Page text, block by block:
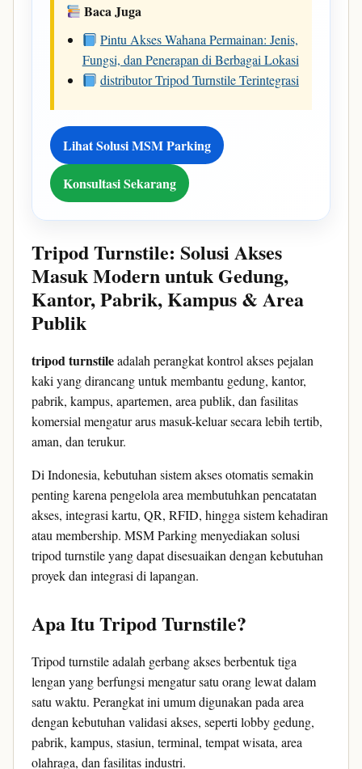
Baca Juga
Pintu Akses Wahana Permainan: Jenis,
Fungsi, dan Penerapan di Berbagai Lokasi
distributor Tripod Turnstile Terintegrasi
Lihat Solusi MSM Parking
Konsultasi Sekarang
Tripod Turnstile: Solusi Akses
Masuk Modern untuk Gedung,
Kantor, Pabrik, Kampus & Area
Publik
tripod turnstileadalah perangkat kontrol akses pejalan
kaki yang dirancang untuk membantu gedung, kantor,
pabrik, kampus, apartemen, area publik, dan fasilitas
komersial mengatur arus masuk-keluar secara lebih tertib,
aman, dan terukur.
Di Indonesia, kebutuhan sistem akses otomatis semakin
penting karena pengelola area membutuhkan pencatatan
akses, integrasi kartu, QR, RFID, hingga sistem kehadiran
atau membership. MSM Parking menyediakan solusi
tripod turnstile yang dapat disesuaikan dengan kebutuhan
proyek dan integrasi di lapangan.
Apa Itu Tripod Turnstile?
Tripod turnstile adalah gerbang akses berbentuk tiga
lengan yang berfungsi mengatur satu orang lewat dalam
satu waktu. Perangkat ini umum digunakan pada area
dengan kebutuhan validasi akses, seperti lobby gedung,
pabrik, kampus, stasiun, terminal, tempat wisata, area
olahraga, dan fasilitas industri.